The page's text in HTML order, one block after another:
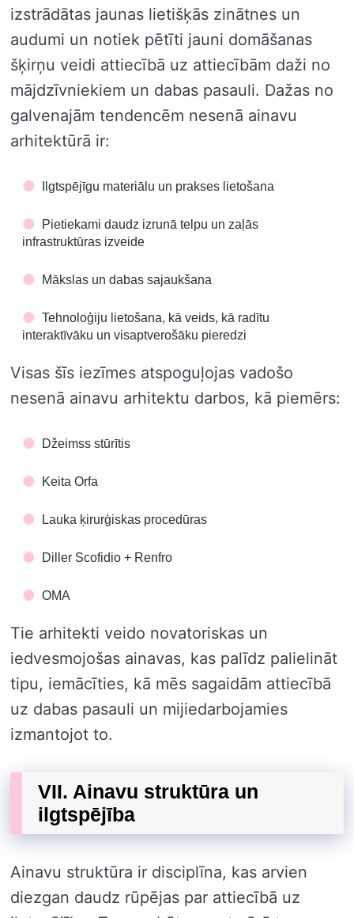
izstrādātas jaunas lietišķās zinātnes un
audumi un notiek pētīti jauni domāšanas
šķirņu veidi attiecībā uz attiecībām daži no
mājdzīvniekiem un dabas pasauli. Dažas no
galvenajām tendencēm nesenā ainavu
arhitektūrā ir:
Ilgtspējīgu materiālu un prakses lietošana
Pietiekami daudz izrunā telpu un zaļās
infrastruktūras izveide
Mākslas un dabas sajaukšana
Tehnoloģiju lietošana, kā veids, kā radītu
interaktīvāku un visaptverošāku pieredzi
Visas šīs iezīmes atspoguļojas vadošo
nesenā ainavu arhitektu darbos, kā piemērs:
Džeimss stūrītis
Keita Orfa
Lauka ķirurģiskas procedūras
Diller Scofidio + Renfro
OMA
Tie arhitekti veido novatoriskas un
iedvesmojošas ainavas, kas palīdz palielināt
tipu, iemācīties, kā mēs sagaidām attiecībā
uz dabas pasauli un mijiedarbojamies
izmantojot to.
VII. Ainavu struktūra un
ilgtspējība
Ainavu struktūra ir disciplīna, kas arvien
diezgan daudz rūpējas par attiecībā uz